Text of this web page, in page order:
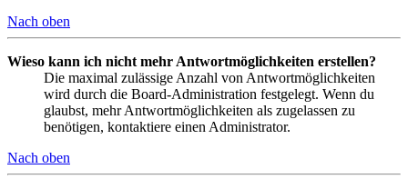
Nach oben
Wieso kann ich nicht mehr Antwortmöglichkeiten erstellen?
Die maximal zulässige Anzahl von Antwortmöglichkeiten
wird durch die Board-Administration festgelegt. Wenn du
glaubst, mehr Antwortmöglichkeiten als zugelassen zu
benötigen, kontaktiere einen Administrator.
Nach oben